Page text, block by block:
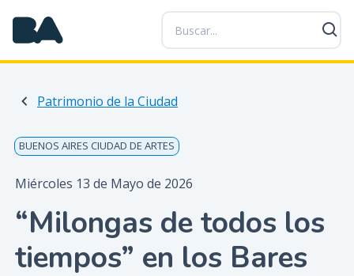
P
a
s
a
a
c
n
e
n
Patrimonio de la Ciudad
BUENOS AIRES CIUDAD DE ARTES
Miércoles 13 de Mayo de 2026
“Milongas de todos los
tiempos” en los Bares